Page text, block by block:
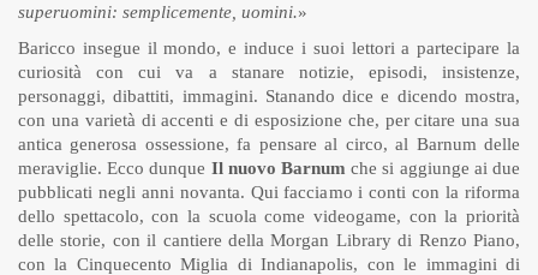
superuomini: semplicemente, uomini.»
Baricco insegue il mondo, e induce i suoi lettori a partecipare la
curiosità con cui va a stanare notizie, episodi, insistenze,
personaggi, dibattiti, immagini. Stanando dice e dicendo mostra,
con una varietà di accenti e di esposizione che, per citare una sua
antica generosa ossessione, fa pensare al circo, al Barnum delle
meraviglie. Ecco dunque Il nuovo Barnum che si aggiunge ai due
pubblicati negli anni novanta. Qui facciamo i conti con la riforma
dello spettacolo, con la scuola come videogame, con la priorità
delle storie, con il cantiere della Morgan Library di Renzo Piano,
con la Cinquecento Miglia di Indianapolis, con le immagini di